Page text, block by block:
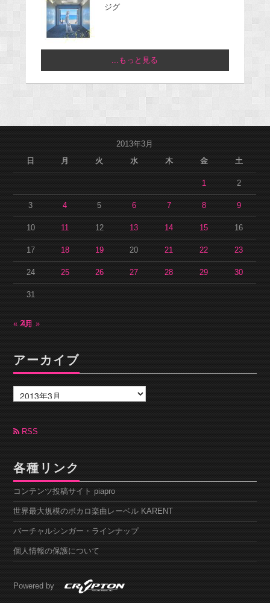
ジグ
...もっと見る
2013年3月
日
月 火 水 木 金 土
1 2
3 4 5 6 7 8 9
10 11 12 13 14 15 16
17 18 19 20 21 22 23
24 25 26 27 28 29 30
31
« 2月4月 »
アーカイブ
ー
カ
ブ RSS
各種リンク
コンテンツ投稿サイト piapro
世界最大規模のボカロ楽曲レーベル KARENT
バーチャルシンガー・ラインナップ
個人情報の保護について
Powered by